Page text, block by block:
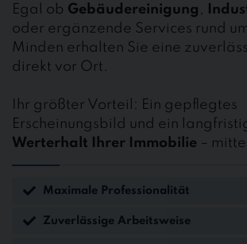
Egal ob Gebäudereinigung ,
oder ergänzende Services rund
Minden erhalten Sie eine
direkt vor Ort.
Ihr größter Vorteil: Ein gepflegtes
Erscheinungsbild und ein
Werterhalt Ihrer Immobilie –
Maximale Professionalität
Zuverlässige Arbeitsweise